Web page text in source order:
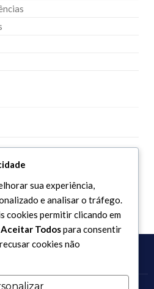
sua experiência,
e analisar o tráfego.
cookies permitir clicando em
Aceitar Todospara consentir
cookies não